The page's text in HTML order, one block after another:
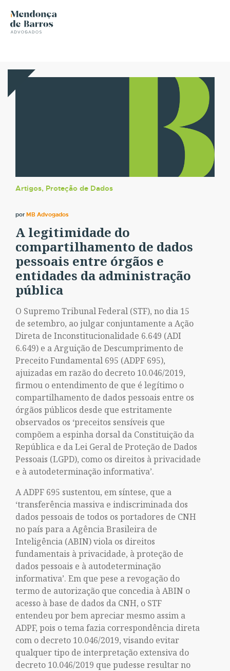
Artigos, Proteção de Dados
porMB Advogados
A legitimidade do
compartilhamento de dados
pessoais entre órgãos e
entidades da administração
pública
O Supremo Tribunal Federal (STF), no dia 15
de setembro, ao julgar conjuntamente a Ação
Direta de Inconstitucionalidade 6.649 (ADI
6.649) e a Arguição de Descumprimento de
Preceito Fundamental 695 (ADPF 695),
ajuizadas em razão do decreto 10.046/2019,
firmou o entendimento de que é legítimo o
compartilhamento de dados pessoais entre os
órgãos públicos desde que estritamente
observados os ‘preceitos sensíveis que
compõem a espinha dorsal da Constituição da
República e da Lei Geral de Proteção de Dados
Pessoais (LGPD), como os direitos à privacidade
e à autodeterminação informativa’.
A ADPF 695 sustentou, em síntese, que a
‘transferência massiva e indiscriminada dos
dados pessoais de todos os portadores de CNH
no país para a Agência Brasileira de
Inteligência (ABIN) viola os direitos
fundamentais à privacidade, à proteção de
dados pessoais e à autodeterminação
informativa’. Em que pese a revogação do
termo de autorização que concedia à ABIN o
acesso à base de dados da CNH, o STF
entendeu por bem apreciar mesmo assim a
ADPF, pois o tema fazia correspondência direta
com o decreto 10.046/2019, visando evitar
qualquer tipo de interpretação extensiva do
decreto 10.046/2019 que pudesse resultar no